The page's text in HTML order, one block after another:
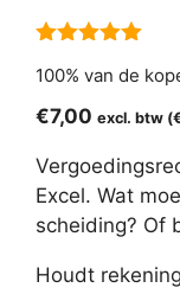
100% van de
€7,00 excl. btw (
Excel. Wat
scheiding? Of
Houdt